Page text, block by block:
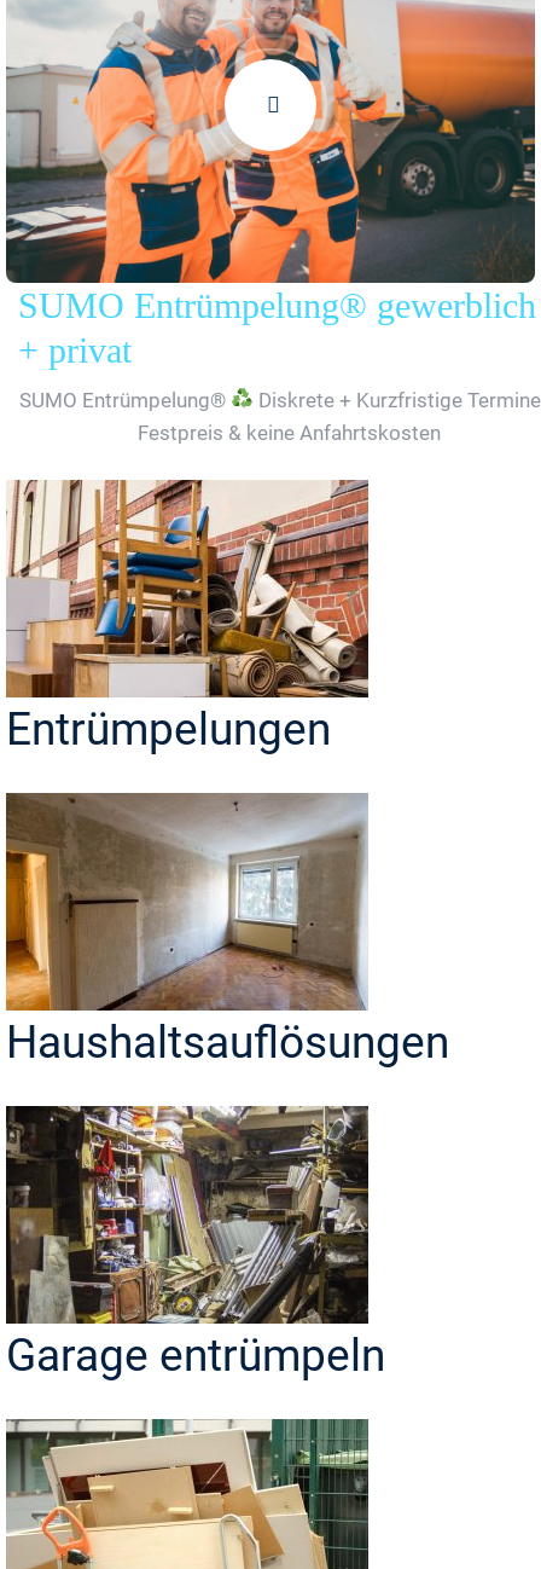
SUMO Entrümpelung® gewerblich
+ privat
SUMO Entrümpelung®
Diskrete + Kurzfristige
Festpreis & keine Anfahrtskosten
Entrümpelungen
Haushaltsauflösungen
Garage entrümpeln